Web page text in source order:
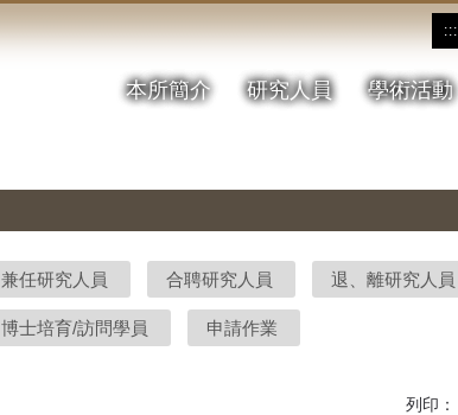
:::
本所簡介 研究人員 學術活動
兼任研究人員 合聘研究人員 退、離研究人員
博士培育/訪問學員 申請作業
列印：